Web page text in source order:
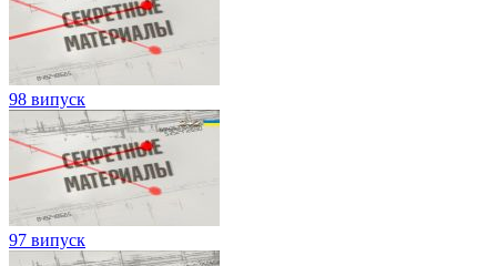
98 випуск
97 випуск